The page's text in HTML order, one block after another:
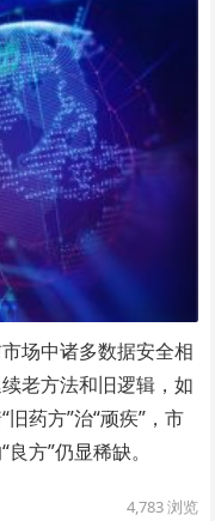
场中诸多数据安全相
老方法和旧逻辑，如
药方”治“顽疾”，市
方”仍显稀缺。
4,783浏览